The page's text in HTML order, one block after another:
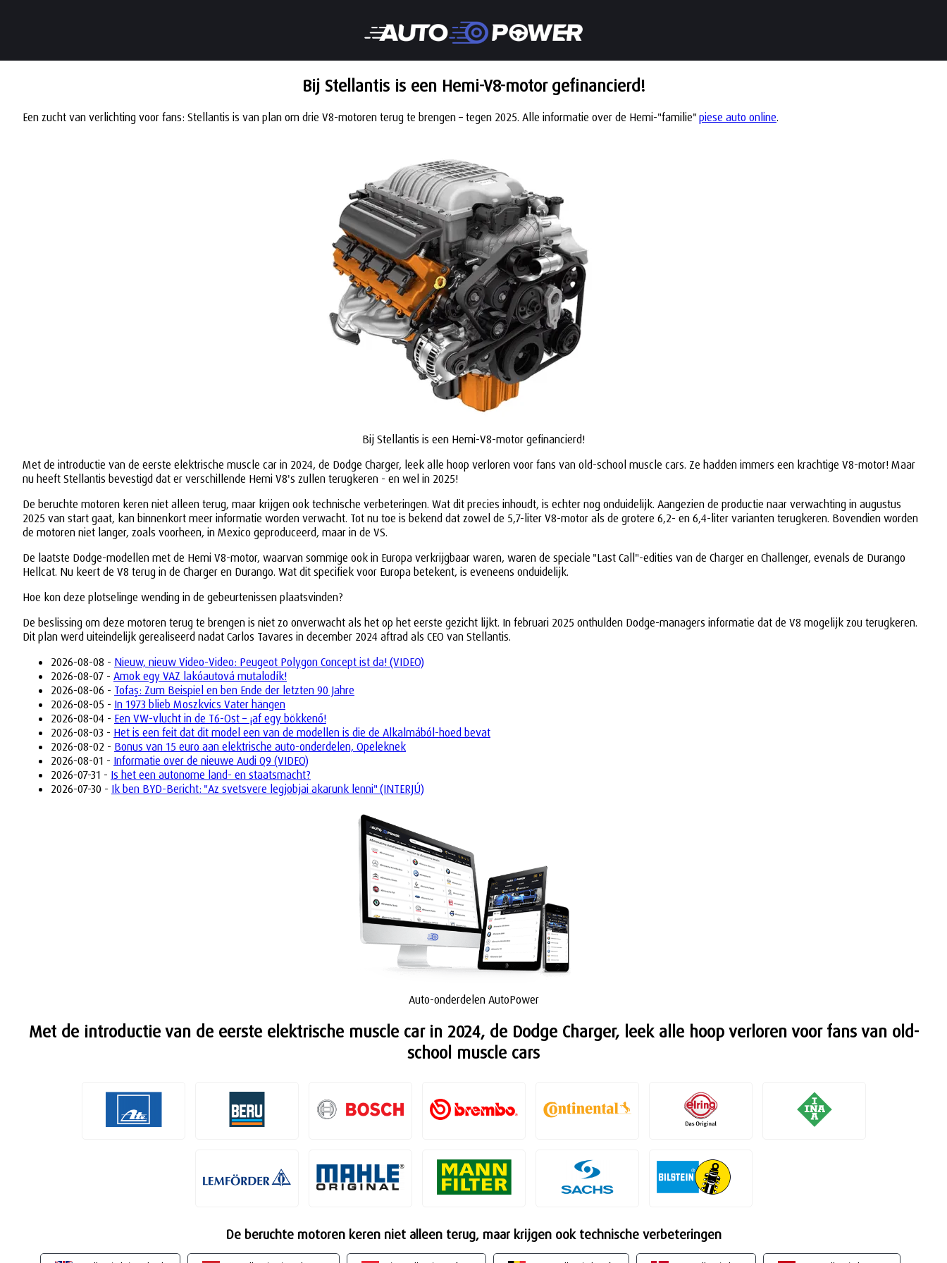
Bij Stellantis is een Hemi-V8-motor gefinancierd!
Een zucht van verlichting voor fans: Stellantis is van plan om drie V8-motoren terug te brengen – tegen 2025. Alle informatie over de Hemi-"familie" piese auto online.
Bij Stellantis is een Hemi-V8-motor gefinancierd!
Met de introductie van de eerste elektrische muscle car in 2024, de Dodge Charger, leek alle hoop verloren voor fans van old-school muscle cars. Ze hadden immers een krachtige V8-motor! Maar
nu heeft Stellantis bevestigd dat er verschillende Hemi V8's zullen terugkeren - en wel in 2025!
De beruchte motoren keren niet alleen terug, maar krijgen ook technische verbeteringen. Wat dit precies inhoudt, is echter nog onduidelijk. Aangezien de productie naar verwachting in augustus
2025 van start gaat, kan binnenkort meer informatie worden verwacht. Tot nu toe is bekend dat zowel de 5,7-liter V8-motor als de grotere 6,2- en 6,4-liter varianten terugkeren. Bovendien worden
de motoren niet langer, zoals voorheen, in Mexico geproduceerd, maar in de VS.
De laatste Dodge-modellen met de Hemi V8-motor, waarvan sommige ook in Europa verkrijgbaar waren, waren de speciale "Last Call"-edities van de Charger en Challenger, evenals de Durango
Hellcat. Nu keert de V8 terug in de Charger en Durango. Wat dit specifiek voor Europa betekent, is eveneens onduidelijk.
Hoe kon deze plotselinge wending in de gebeurtenissen plaatsvinden?
De beslissing om deze motoren terug te brengen is niet zo onverwacht als het op het eerste gezicht lijkt. In februari 2025 onthulden Dodge-managers informatie dat de V8 mogelijk zou terugkeren.
Dit plan werd uiteindelijk gerealiseerd nadat Carlos Tavares in december 2024 aftrad als CEO van Stellantis.
2026-08-08 - Nieuw, nieuw Video-Video: Peugeot Polygon Concept ist da! (VIDEO)
2026-08-07 - Amok egy VAZ lakóautová mutalodík!
2026-08-06 - Tofaş: Zum Beispiel en ben Ende der letzten 90 Jahre
2026-08-05 - In 1973 blieb Moszkvics Vater hängen
2026-08-04 - Een VW-vlucht in de T6-Ost – ¡af egy bökkenő!
2026-08-03 - Het is een feit dat dit model een van de modellen is die de Alkalmából-hoed bevat
2026-08-02 - Bonus van 15 euro aan elektrische auto-onderdelen, Opeleknek
2026-08-01 - Informatie over de nieuwe Audi Q9 (VIDEO)
2026-07-31 - Is het een autonome land- en staatsmacht?
2026-07-30 - Ik ben BYD-Bericht: "Az svetsvere legjobjai akarunk lenni" (INTERJÚ)
Auto-onderdelen AutoPower
Met de introductie van de eerste elektrische muscle car in 2024, de Dodge Charger, leek alle hoop verloren voor fans van old-
school muscle cars
De beruchte motoren keren niet alleen terug, maar krijgen ook technische verbeteringen